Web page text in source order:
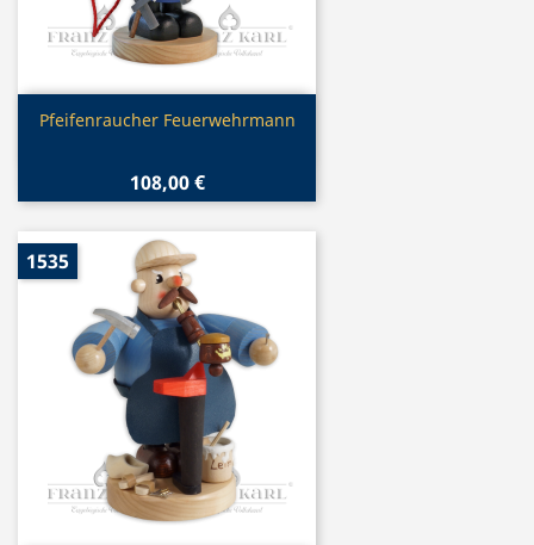
Vorschau
Pfeifenraucher Feuerwehrmann
108,00 €
1535